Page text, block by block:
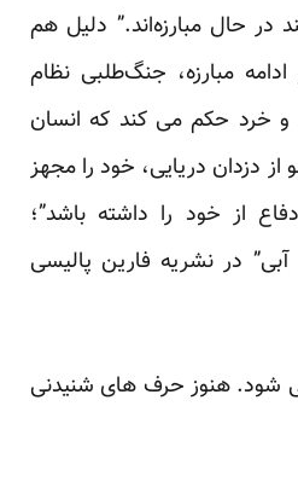
در حال مبارزه‌اند.” دلیل هم
مبارزه، جنگ‌طلبی نظام
خرد حکم می کند که انسان
از دزدان دریایی، خود را مجهز
از خود را داشته باشد”؛
آبی” در نشریه فارین پالیسی
شود. هنوز حرف های شنیدنی